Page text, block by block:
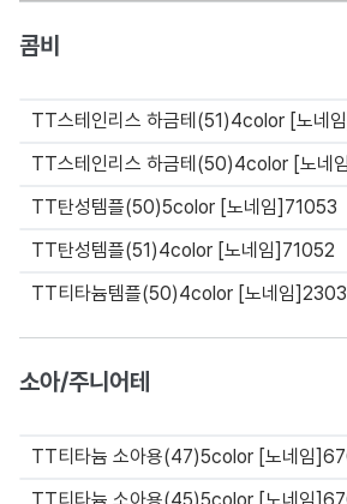
콤비
TT스테인리스 하금테(51)4color [노네
TT스테인리스 하금테(50)4color [노네
TT탄성템플(50)5color [노네임]71053
TT탄성템플(51)4color [노네임]71052
TT티타늄템플(50)4color [노네임]2303
소아/주니어테
TT티타늄 소아용(47)5color [노네임